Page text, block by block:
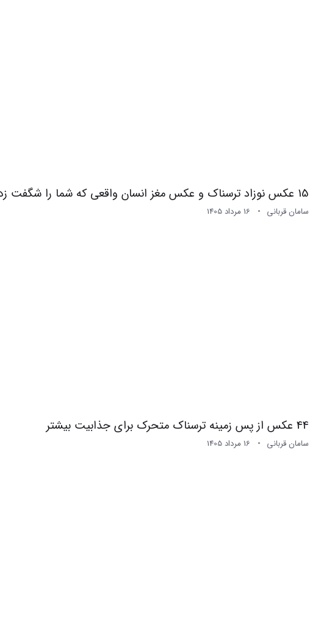
15 عکس نوزاد ترسناک و عکس مغز انسان واقعی که شما را شگفت زده می کند
سامان قربانی 16 مرداد 1405
44 عکس از پس زمینه ترسناک متحرک برای جذابیت بیشتر
سامان قربانی 16 مرداد 1405